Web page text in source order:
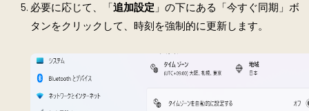
必要に応じて、「追加設定 」の下にある「今すぐ同期」ボ
タンをクリックして、時刻を強制的に更新します。